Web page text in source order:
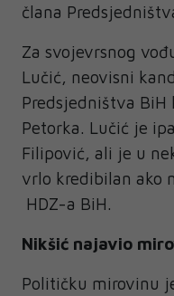
člana
Za svojevrsnog
Lučić, neovisni
Predsjedništva BiH
Petorka. Lučić je
Filipović, ali je u
vrlo kredibilan ako
HDZ-a BiH.
Nikšić najavio
Političku mirovinu